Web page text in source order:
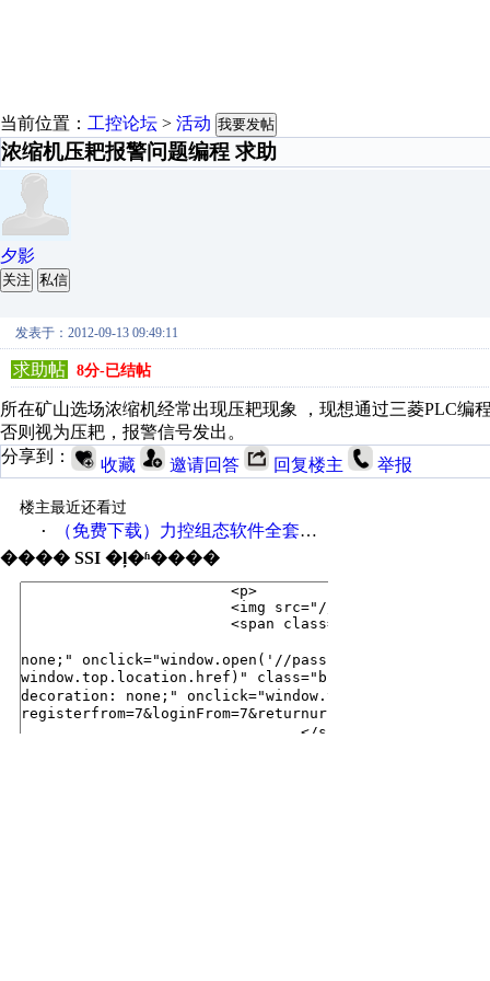
当前位置： 工控论坛 > 活动 我要发帖
浓缩机压耙报警问题编程 求助
夕影
关注 私信
发表于：2012-09-13 09:49:11
求助帖 8分-已结帖
所在矿山选场浓缩机经常出现压耙现象 ，现想通过三菱PLC编
否则视为压耙，报警信号发出。
分享到：
收藏 邀请回答 回复楼主 举报
楼主最近还看过
·
（免费下载）力控组态软件全套视频教程（加文档）
���� SSI �ļ�ʱ����